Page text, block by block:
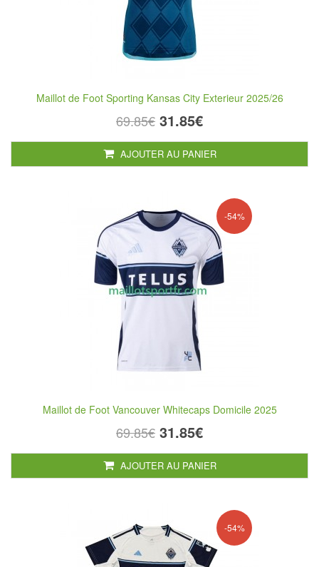
Maillot de Foot Sporting Kansas City Exterieur 2025/26
69.85€ 31.85€
AJOUTER AU PANIER
-54%
Maillot de Foot Vancouver Whitecaps Domicile 2025
69.85€ 31.85€
AJOUTER AU PANIER
-54%